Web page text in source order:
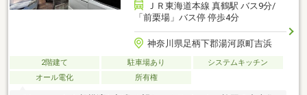
ＪＲ東海道本線 真鶴駅 バス9分/
「前栗場」バス停 停歩4分
神奈川県足柄下郡湯河原町吉浜
2階建て 駐車場あり
システムキッチン
オール電化
所有権